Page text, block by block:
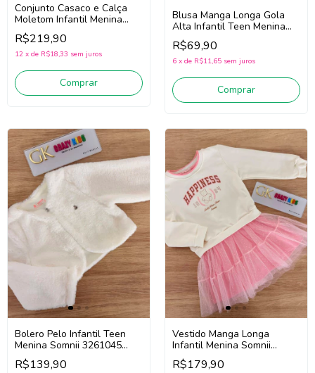
Conjunto Casaco e Calça
Moletom Infantil Menina
Sominii 3261061 (Rosa)
R$219,90
12 x de R$18,33 sem juros
Comprar
Blusa Manga Longa Gola
Alta Infantil Teen Menina
Somnii 4261014 (Off White)
R$69,90
6 x de R$11,65 sem juros
Comprar
Bolero Pelo Infantil Teen
Menina Somnii 3261045
(Branco)
R$139,90
Vestido Manga Longa
Infantil Menina Somnii
3261052 (Off White/Rosa)
R$179,90